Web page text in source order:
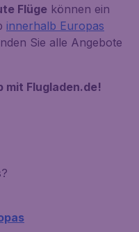
Flüge können ein
innerhalb Europas
Sie alle Angebote
mit Flugladen.de!